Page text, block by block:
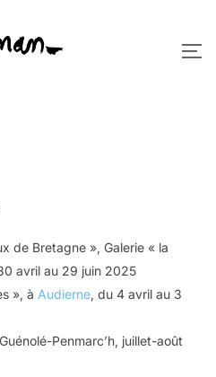
de Bretagne », Galerie « la
avril au 29 juin 2025
», à Audierne, du 4 avril au 3
Penmarc’h, juillet-août